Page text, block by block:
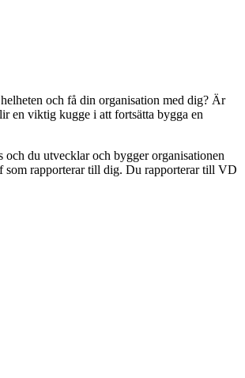
och få din organisation med dig? Är
en viktig kugge i att fortsätta bygga en
och du utvecklar och bygger organisationen
som rapporterar till dig. Du rapporterar till VD